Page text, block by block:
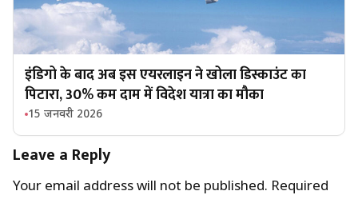
इंडिगो के बाद अब इस एयरलाइन ने खोला डिस्काउंट का
पिटारा, 30% कम दाम में विदेश यात्रा का मौका
15 जनवरी 2026
Leave a Reply
Your email address will not be published. Required